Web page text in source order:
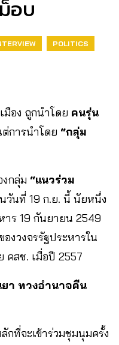
อบ
POLITICS
มือง ถูกนำโดย คนรุ่น
การนำโดย “กลุ่ม
กลุ่ม “แนวร่วม
วันที่ 19 ก.ย. นี้ นัยหนึ่ง
าร 19 กันยายน 2549
งวงจรรัฐประหารใน
คสช. เมื่อปี 2557
ยา ทวงอำนาจคืน
ที่จะเข้าร่วมชุมนุมครั้ง